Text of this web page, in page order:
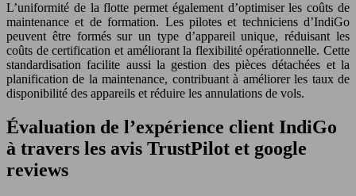
L’uniformité de la flotte permet également d’optimiser les coûts de
maintenance et de formation. Les pilotes et techniciens d’IndiGo
peuvent être formés sur un type d’appareil unique, réduisant les
coûts de certification et améliorant la flexibilité opérationnelle. Cette
standardisation facilite aussi la gestion des pièces détachées et la
planification de la maintenance, contribuant à améliorer les taux de
disponibilité des appareils et réduire les annulations de vols.
Évaluation de l’expérience client IndiGo
à travers les avis TrustPilot et google
reviews